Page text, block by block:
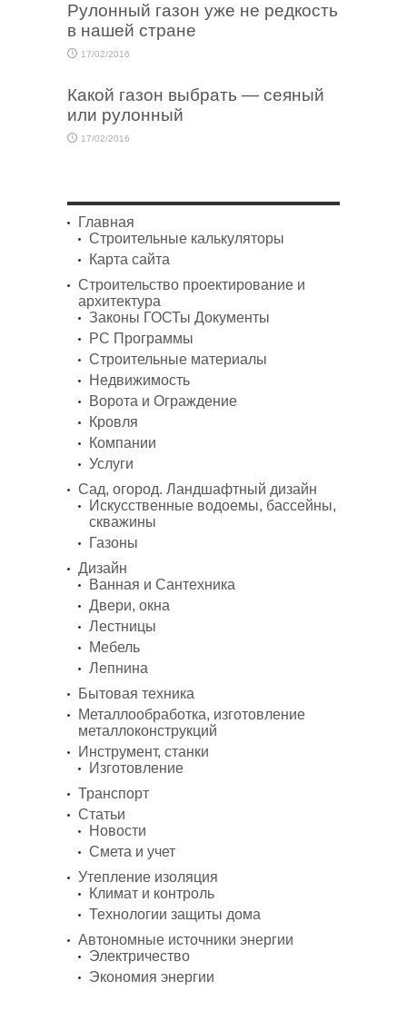
Рулонный газон уже не редкость
в нашей стране
17/02/2016
Какой газон выбрать — сеяный
или рулонный
17/02/2016
Главная
Строительные калькуляторы
Карта сайта
Строительство проектирование и
архитектура
Законы ГОСТы Документы
PC Программы
Строительные материалы
Недвижимость
Ворота и Ограждение
Кровля
Компании
Услуги
Сад, огород. Ландшафтный дизайн
Искусственные водоемы, бассейны,
скважины
Газоны
Дизайн
Ванная и Сантехника
Двери, окна
Лестницы
Мебель
Лепнина
Бытовая техника
Металлообработка, изготовление
металлоконструкций
Инструмент, станки
Изготовление
Транспорт
Статьи
Новости
Смета и учет
Утепление изоляция
Климат и контроль
Технологии защиты дома
Автономные источники энергии
Электричество
Экономия энергии